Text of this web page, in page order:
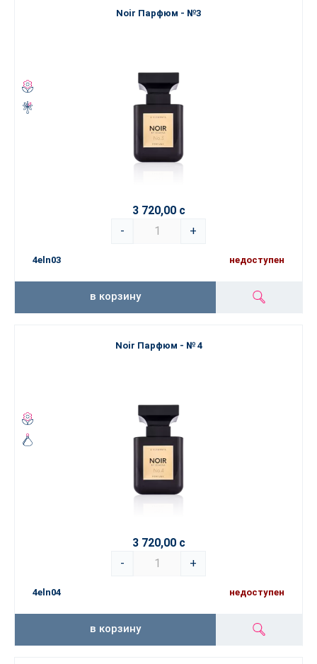
Noir Парфюм - №3
3 720,00 с
-
+
4eln03 недоступен
в корзину
Noir Парфюм - № 4
3 720,00 с
-
+
4eln04 недоступен
в корзину